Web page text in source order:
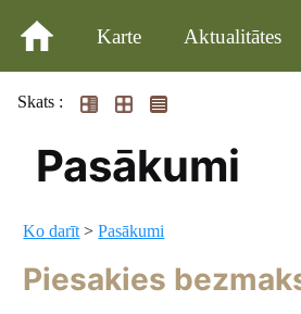
Karte Aktualitātes
Skats :
Pasākumi
Ko darīt >Pasākumi
Piesakies